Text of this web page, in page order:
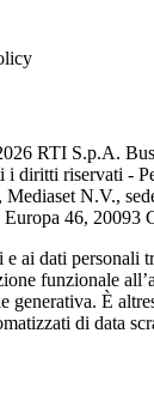
RTI S.p.A.
i diritti riservati -
N.V.,
46, 20093
ai dati personali
funzionale
generativa. È
di data